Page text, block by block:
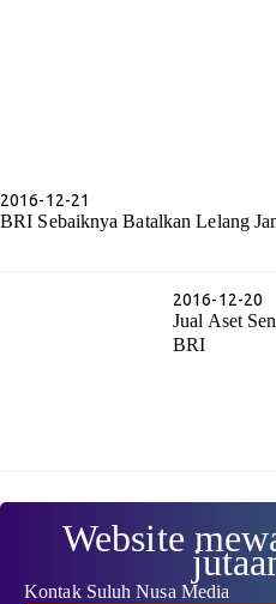
2016-12-21
BRI Sebaiknya Batalkan Lelang
2016-12-20
Jual Aset
BRI
Website
Kontak Suluh Nusa Media